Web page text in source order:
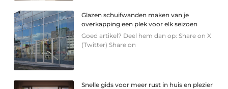
Glazen schuifwanden maken van je
overkapping een plek voor elk seizoen
Goed artikel? Deel hem dan op: Share on X
(Twitter) Share on
Snelle gids voor meer rust in huis en plezier